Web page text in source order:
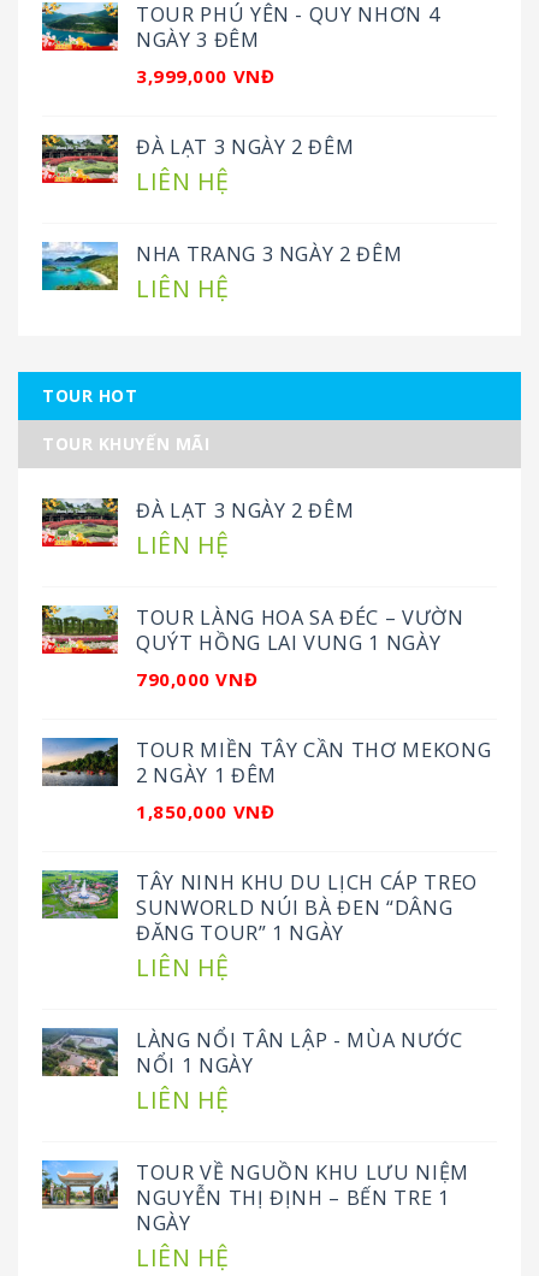
TOUR PHÚ YÊN - QUY NHƠN 4
NGÀY 3 ĐÊM
3,999,000 VNĐ
ĐÀ LẠT 3 NGÀY 2 ĐÊM
LIÊN HỆ
NHA TRANG 3 NGÀY 2 ĐÊM
LIÊN HỆ
TOUR HOT
TOUR KHUYẾN MÃI
ĐÀ LẠT 3 NGÀY 2 ĐÊM
LIÊN HỆ
TOUR LÀNG HOA SA ĐÉC – VƯỜN
QUÝT HỒNG LAI VUNG 1 NGÀY
790,000 VNĐ
TOUR MIỀN TÂY CẦN THƠ MEKONG
2 NGÀY 1 ĐÊM
1,850,000 VNĐ
TÂY NINH KHU DU LỊCH CÁP TREO
SUNWORLD NÚI BÀ ĐEN “DÂNG
ĐĂNG TOUR” 1 NGÀY
LIÊN HỆ
LÀNG NỔI TÂN LẬP - MÙA NƯỚC
NỔI 1 NGÀY
LIÊN HỆ
TOUR VỀ NGUỒN KHU LƯU NIỆM
NGUYỄN THỊ ĐỊNH – BẾN TRE 1
NGÀY
LIÊN HỆ